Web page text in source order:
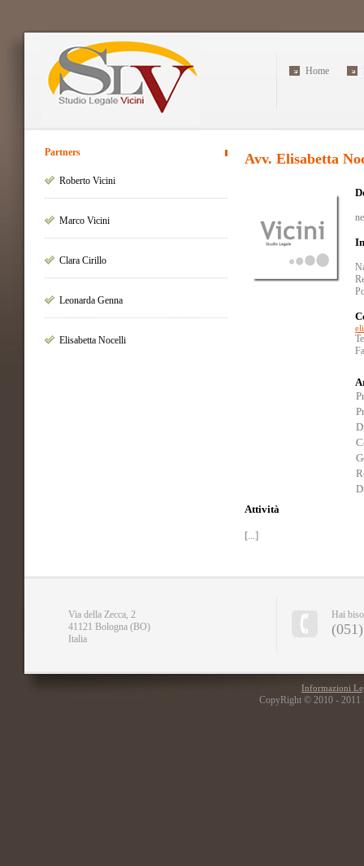
Home
Partners
Roberto Vicini
Marco Vicini
Clara Cirillo
Leonarda Genna
Elisabetta Nocelli
Avv. Elisabetta
Attività
[...]
Via della Zecca, 2
41121 Bologna (BO)
Italia
Hai
Informazioni
CopyRight © 2010 - 2011